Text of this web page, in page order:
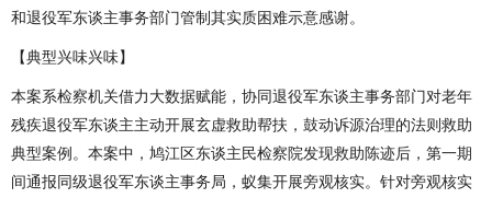
和退役军东谈主事务部门管制其实质困难示意感谢。
【典型兴味兴味】
本案系检察机关借力大数据赋能，协同退役军东谈主事务部门对老年
残疾退役军东谈主主动开展玄虚救助帮扶，鼓动诉源治理的法则救助
典型案例。本案中，鸠江区东谈主民检察院发现救助陈迹后，第一期
间通报同级退役军东谈主事务局，蚁集开展旁观核实。针对旁观核实